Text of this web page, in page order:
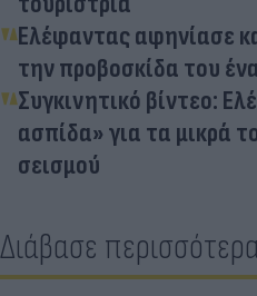
Ελέφαντας αφηνίασε
την προβοσκίδα του
Συγκινητικό βίντεο:
ασπίδα» για τα μικρά
σεισμού
Διάβασε